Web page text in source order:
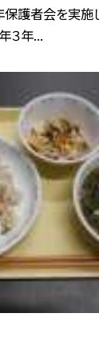
護者会を実施
３年...